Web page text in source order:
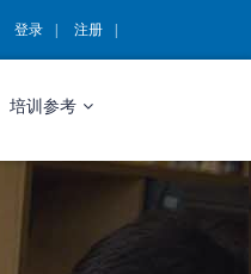
登录 注册
培训参考